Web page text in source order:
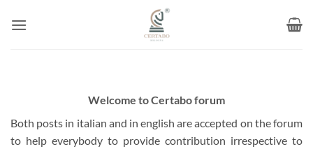
Welcome to Certabo forum
Both posts in italian and in english are accepted on the forum
to help everybody to provide contribution irrespective to